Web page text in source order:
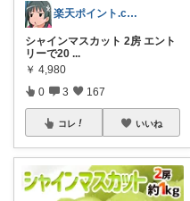
楽天ポイント.com お買い物マラソン中
シャインマスカット 2房 エント
リーで20 ...
￥ 4,980
0 3 167
コレ いいね